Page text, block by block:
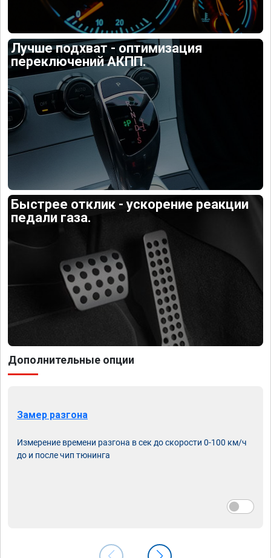
Лучше подхват - оптимизация
переключений АКПП.
Быстрее отклик - ускорение реакции
педали газа.
Дополнительные опции
Замер разгона
Измерение времени разгона в сек до скорости 0-100 км/ч
до и после чип тюнинга